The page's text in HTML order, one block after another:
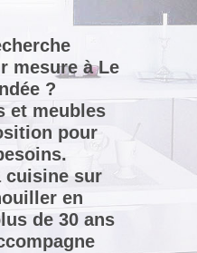
mesure à Le
?
et meubles
pour
cuisine sur
en
de 30 ans